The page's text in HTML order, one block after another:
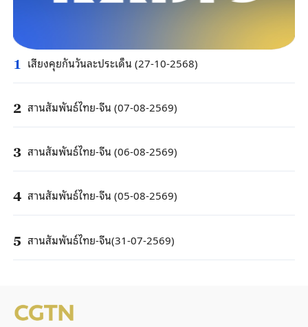
1 เสียงคุยกันวันละประเด็น (27-10-2568)
2 สานสัมพันธ์ไทย-จีน (07-08-2569)
3 สานสัมพันธ์ไทย-จีน (06-08-2569)
4 สานสัมพันธ์ไทย-จีน (05-08-2569)
5 สานสัมพันธ์ไทย-จีน(31-07-2569)